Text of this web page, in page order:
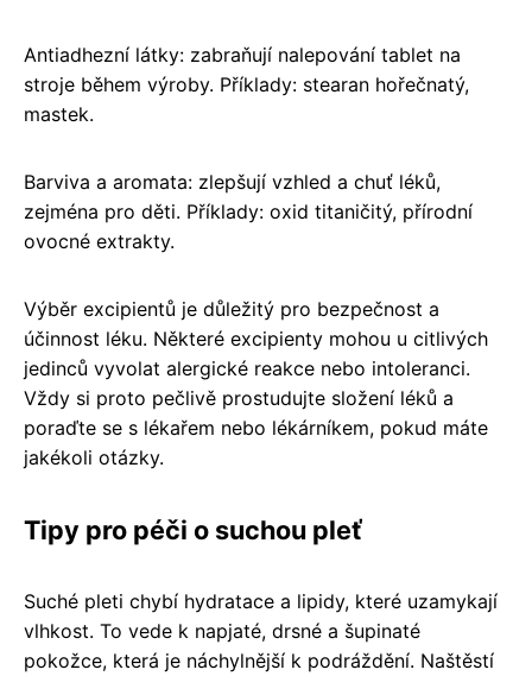
Antiadhezní látky: zabraňují nalepování tablet na
stroje během výroby. Příklady: stearan hořečnatý,
mastek.
Barviva a aromata: zlepšují vzhled a chuť léků,
zejména pro děti. Příklady: oxid titaničitý, přírodní
ovocné extrakty.
Výběr excipientů je důležitý pro bezpečnost a
účinnost léku. Některé excipienty mohou u citlivých
jedinců vyvolat alergické reakce nebo intoleranci.
Vždy si proto pečlivě prostudujte složení léků a
poraďte se s lékařem nebo lékárníkem, pokud máte
jakékoli otázky.
Tipy pro péči o suchou pleť
Suché pleti chybí hydratace a lipidy, které uzamykají
vlhkost. To vede k napjaté, drsné a šupinaté
pokožce, která je náchylnější k podráždění. Naštěstí